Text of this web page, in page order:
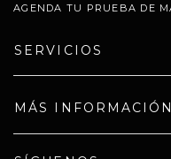
AGENDA TU PRUEBA DE
SERVICIOS
MÁS INFORMACIÓN